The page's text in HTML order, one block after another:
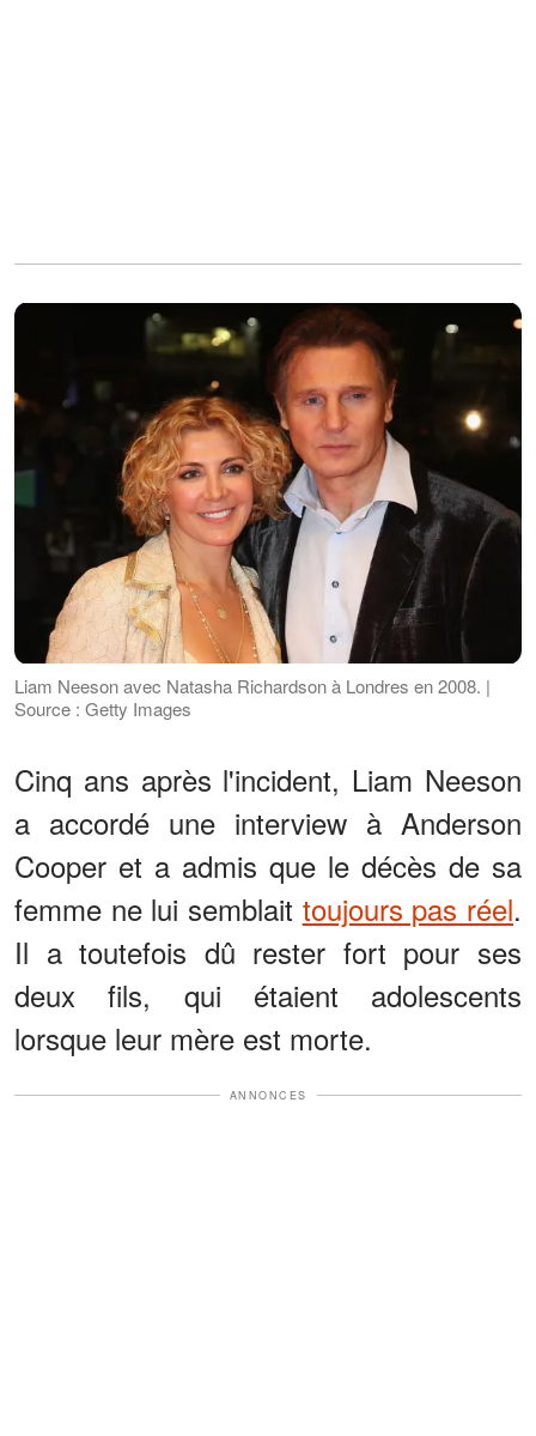
Liam Neeson avec Natasha Richardson à Londres en 2008. |
Source : Getty Images
Cinq ans après l'incident, Liam Neeson
a accordé une interview à Anderson
Cooper et a admis que le décès de sa
femme ne lui semblait toujours pas réel.
Il a toutefois dû rester fort pour ses
deux fils, qui étaient adolescents
lorsque leur mère est morte.
ANNONCES